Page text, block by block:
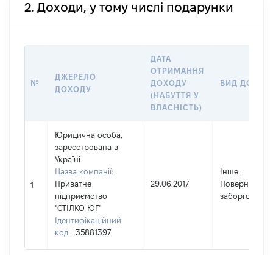
2. Доходи, у тому числі подарунки
№
ДЖЕРЕЛО
ДОХОДУ
ДАТА
ОТРИМАННЯ
ДОХОДУ
(НАБУТТЯ У
ВЛАСНІСТЬ)
ВИД
1
Юридична особа,
зареєстрована в
Україні
Назва компанії:
Приватне
підприємство
"СТІЛКО ЮГ"
Ідентифікаційний
код:
35881397
29.06.2017
Інше:
Повернення